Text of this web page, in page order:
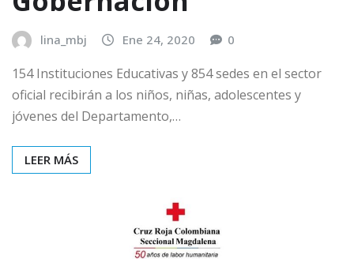
lina_mbj Ene 24, 2020 0
154 Instituciones Educativas y 854 sedes en el sector
oficial recibirán a los niños, niñas, adolescentes y
jóvenes del Departamento,…
LEER MÁS